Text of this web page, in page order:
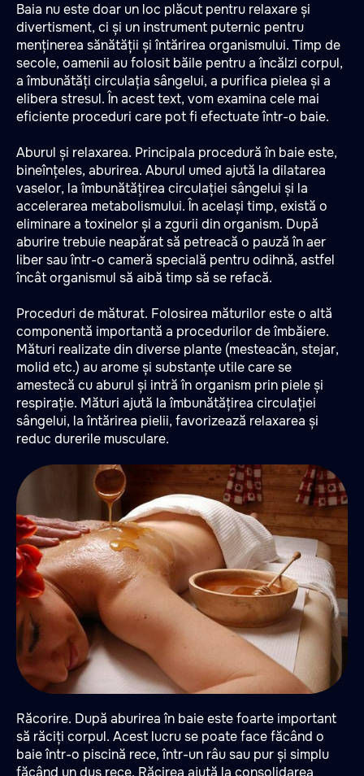
Baia nu este doar un loc plăcut pentru relaxare și
divertisment, ci și un instrument puternic pentru
menținerea sănătății și întărirea organismului. Timp de
secole, oamenii au folosit băile pentru a încălzi corpul,
a îmbunătăți circulația sângelui, a purifica pielea și a
elibera stresul. În acest text, vom examina cele mai
eficiente proceduri care pot fi efectuate într-o baie.
Aburul și relaxarea. Principala procedură în baie este,
bineînțeles, aburirea. Aburul umed ajută la dilatarea
vaselor, la îmbunătățirea circulației sângelui și la
accelerarea metabolismului. În același timp, există o
eliminare a toxinelor și a zgurii din organism. După
aburire trebuie neapărat să petreacă o pauză în aer
liber sau într-o cameră specială pentru odihnă, astfel
încât organismul să aibă timp să se refacă.
Proceduri de măturat. Folosirea măturilor este o altă
componentă importantă a procedurilor de îmbăiere.
Mături realizate din diverse plante (mesteacăn, stejar,
molid etc.) au arome și substanțe utile care se
amestecă cu aburul și intră în organism prin piele și
respirație. Mături ajută la îmbunătățirea circulației
sângelui, la întărirea pielii, favorizează relaxarea și
reduc durerile musculare.
Răcorire. După aburirea în baie este foarte important
să răciți corpul. Acest lucru se poate face făcând o
baie într-o piscină rece, într-un râu sau pur și simplu
făcând un duș rece. Răcirea ajută la consolidarea